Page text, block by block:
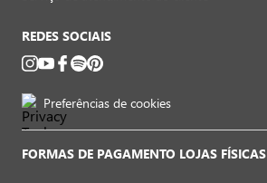
REDES SOCIAIS
Preferências de cookies
FORMAS DE PAGAMENTO LOJAS FÍSICAS